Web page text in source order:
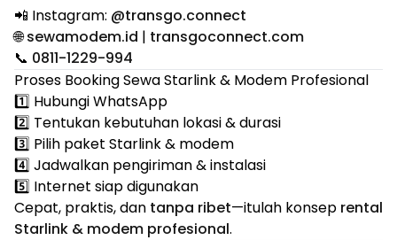
📲 Instagram: @transgo.connect
🌐sewamodem.id | transgoconnect.com
📞 0811-1229-994
Proses Booking Sewa Starlink & Modem Profesional
1️⃣ Hubungi WhatsApp
2️⃣ Tentukan kebutuhan lokasi & durasi
3️⃣ Pilih paket Starlink & modem
4️⃣ Jadwalkan pengiriman & instalasi
5️⃣ Internet siap digunakan
Cepat, praktis, dan tanpa ribet—itulah konsep rental
Starlink & modem profesional.